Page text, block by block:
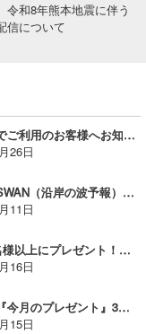
和8年熊本地震に伴う
信について
ウェブ版でご利用のお客様へお知らせとお詫び
26日
【復旧】SWAN（沿岸の波予報）更新遅延解消のお知らせ
11日
合計200名様以上にプレゼント！新しいブランドカラーの波伝説ビーチタオル100名様、他
16日
毎月恒例『今月のプレゼント』3月度当選者発表！
15日